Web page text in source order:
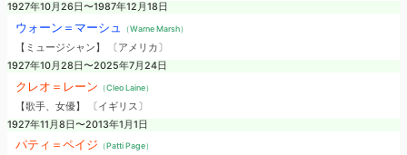
1927年10月26日〜1987年12月18日
ウォーン＝マーシュ （Warne Marsh）
【ミュージシャン】 〔アメリカ〕
1927年10月28日〜2025年7月24日
クレオ＝レーン （Cleo Laine）
【歌手、女優】 〔イギリス〕
1927年11月8日〜2013年1月1日
パティ＝ペイジ （Patti Page）